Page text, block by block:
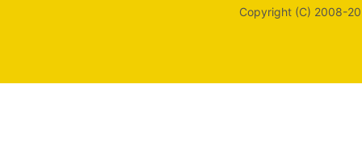
Copyright (C) 2008-